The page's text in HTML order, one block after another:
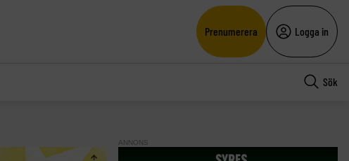
Prenumerera Logga in
Sök
ANNONS